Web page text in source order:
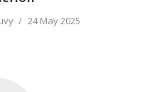
24 May 2025